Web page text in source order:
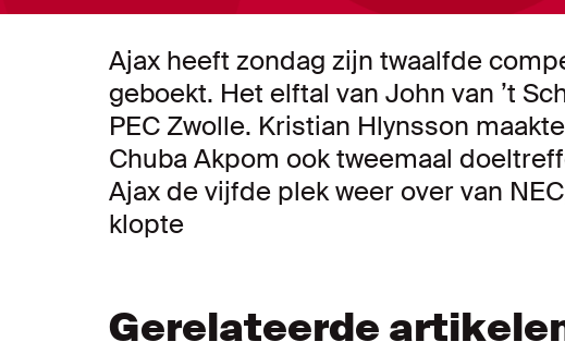
Ajax heeft zondag zijn twaalfde
geboekt. Het elftal van John van ’t
PEC Zwolle. Kristian Hlynsson
Chuba Akpom ook tweemaal
Ajax de vijfde plek weer over van
klopte
Gerelateerde